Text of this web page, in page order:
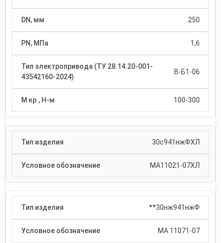
250
1,6
В-Б1-06
100-300
30с941нжФХЛ
МА11021-07ХЛ
**30нж941нжФ
МА 11071-07